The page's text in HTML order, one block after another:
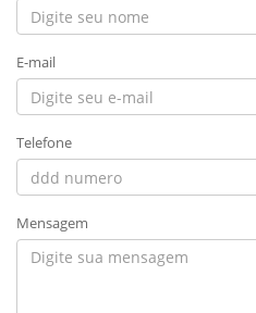
E-mail
Telefone
Mensagem